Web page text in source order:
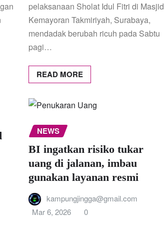
pelaksanaan Sholat Idul Fitri di Masjid
Kemayoran Takmiriyah, Surabaya,
mendadak berubah ricuh pada Sabtu
pagi…
READ MORE
NEWS
BI ingatkan risiko tukar
uang di jalanan, imbau
gunakan layanan resmi
kampungjingga@gmail.com
Mar 6, 2026
0